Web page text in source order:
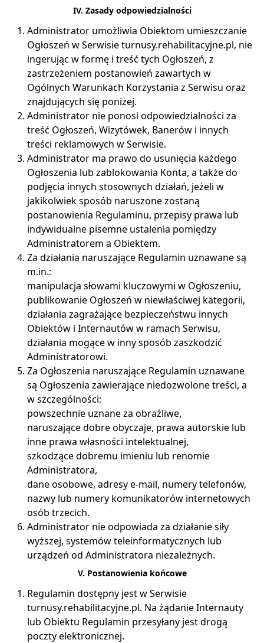
IV. Zasady odpowiedzialności
Administrator umożliwia Obiektom umieszczanie
Ogłoszeń w Serwisie turnusy.rehabilitacyjne.pl, nie
ingerując w formę i treść tych Ogłoszeń, z
zastrzeżeniem postanowień zawartych w
Ogólnych Warunkach Korzystania z Serwisu oraz
znajdujących się poniżej.
Administrator nie ponosi odpowiedzialności za
treść Ogłoszeń, Wizytówek, Banerów i innych
treści reklamowych w Serwisie.
Administrator ma prawo do usunięcia każdego
Ogłoszenia lub zablokowania Konta, a także do
podjęcia innych stosownych działań, jeżeli w
jakikolwiek sposób naruszone zostaną
postanowienia Regulaminu, przepisy prawa lub
indywidualne pisemne ustalenia pomiędzy
Administratorem a Obiektem.
Za działania naruszające Regulamin uznawane są
m.in.:
manipulacja słowami kluczowymi w Ogłoszeniu,
publikowanie Ogłoszeń w niewłaściwej kategorii,
działania zagrażające bezpieczeństwu innych
Obiektów i Internautów w ramach Serwisu,
działania mogące w inny sposób zaszkodzić
Administratorowi.
Za Ogłoszenia naruszające Regulamin uznawane
są Ogłoszenia zawierające niedozwolone treści, a
w szczególności:
powszechnie uznane za obraźliwe,
naruszające dobre obyczaje, prawa autorskie lub
inne prawa własności intelektualnej,
szkodzące dobremu imieniu lub renomie
Administratora,
dane osobowe, adresy e-mail, numery telefonów,
nazwy lub numery komunikatorów internetowych
osób trzecich.
Administrator nie odpowiada za działanie siły
wyższej, systemów teleinformatycznych lub
urządzeń od Administratora niezależnych.
V. Postanowienia końcowe
Regulamin dostępny jest w Serwisie
turnusy.rehabilitacyjne.pl. Na żądanie Internauty
lub Obiektu Regulamin przesyłany jest drogą
poczty elektronicznej.